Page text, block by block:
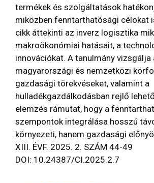
termékek és szolgáltatások
miközben fenntarthatósági célokat
cikk áttekinti az inverz logisztika
makroökonómiai hatásait, a
innovációkat. A tanulmány vizsgálja
magyarországi és nemzetközi
gazdasági törekvéseket, valamint a
hulladékgazdálkodásban rejlő
elemzés rámutat, hogy a
szempontok integrálása hosszú
környezeti, hanem gazdasági
XIII. ÉVF. 2025. 2. SZÁM 44-49
DOI: 10.24387/CI.2025.2.7